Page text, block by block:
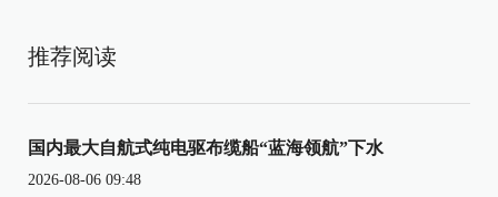
推荐阅读
国内最大自航式纯电驱布缆船“蓝海领航”下水
2026-08-06 09:48